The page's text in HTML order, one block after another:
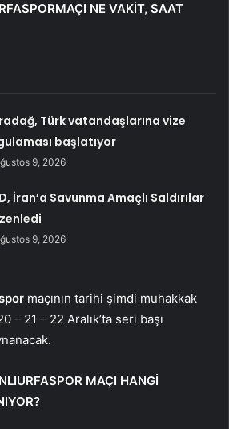
NE VAKİT, SAAT
Türk vatandaşlarına vize
başlatıyor
9, 2026
İran’a Savunma Amaçlı Saldırılar
9, 2026
maçının tarihi şimdi muhakkak
– 21 – 22 Aralık’ta seri başı
MAÇI HANGİ